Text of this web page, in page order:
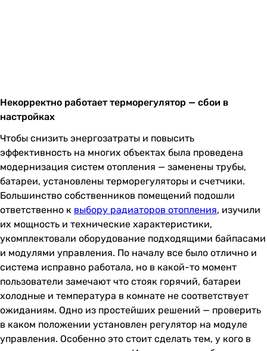
Некорректно работает терморегулятор — сбои в
настройках
Чтобы снизить энергозатраты и повысить
эффективность на многих объектах была проведена
модернизация систем отопления — заменены трубы,
батареи, установлены терморегуляторы и счетчики.
Большинство собственников помещений подошли
ответственно к выбору радиаторов отопления, изучили
их мощность и технические характеристики,
укомплектовали оборудование подходящими байпасами
и модулями управления. По началу все было отлично и
система исправно работала, но в какой-то момент
пользователи замечают что стояк горячий, батареи
холодные и температура в комнате не соответствует
ожиданиям. Одно из простейших решений — проверить
в каком положении установлен регулятор на модуле
управления. Особенно это стоит сделать тем, у кого в